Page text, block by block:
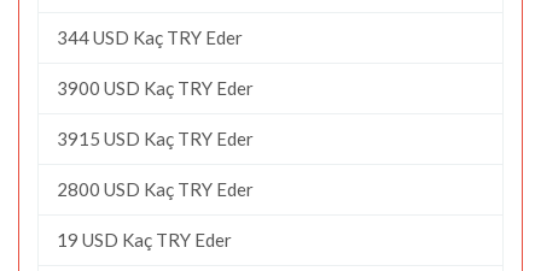
344 USD Kaç TRY Eder
3900 USD Kaç TRY Eder
3915 USD Kaç TRY Eder
2800 USD Kaç TRY Eder
19 USD Kaç TRY Eder